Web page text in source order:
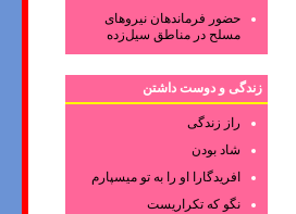
حضور فرماندهان نیروهای
مسلح در مناطق سیل‌زده
زندگی و دوست داشتن
راز زندگی
شاد بودن
افریدگارا او را به تو میسپارم
نگو که تکراریست